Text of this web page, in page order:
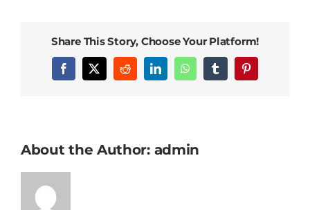
Share This Story, Choose Your Platform!
Facebook
X RedditLinkedInWhatsAppTumblrPinterest
About the Author: admin